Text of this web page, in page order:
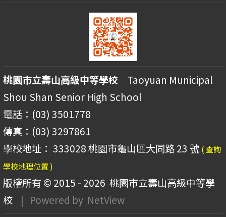
桃園市立壽山高級中等學校 Taoyuan Municipal
Shou Shan Senior High School
電話：(03) 3501778
傳真：(03) 3297861
學校地址： 333028 桃園市龜山區大同路 23 號 ( 查詢
學校地理位置 )
版權所有 © 2015 - 2026 桃園市立壽山高級中等學
校
| Powered by NetView